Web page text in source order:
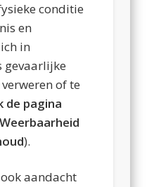
conditie
en
in
gevaarlijke
of te
de pagina
).
aandacht